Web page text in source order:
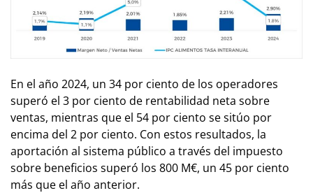
En el año 2024, un 34 por ciento de los operadores
superó el 3 por ciento de rentabilidad neta sobre
ventas, mientras que el 54 por ciento se sitúo por
encima del 2 por ciento. Con estos resultados, la
aportación al sistema público a través del impuesto
sobre beneficios superó los 800 M€, un 45 por ciento
más que el año anterior.